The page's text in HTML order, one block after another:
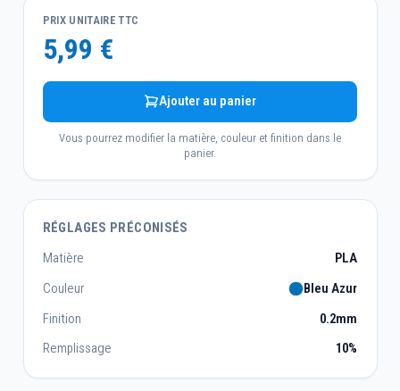
PRIX UNITAIRE TTC
5,99 €
Ajouter au panier
Vous pourrez modifier la matière, couleur et finition dans le
panier.
RÉGLAGES PRÉCONISÉS
Matière
PLA
Couleur
Bleu Azur
Finition
0.2mm
Remplissage
10%